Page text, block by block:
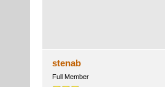
stenab
Full Member